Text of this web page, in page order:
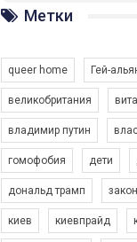
солідарності,
підрозділи ГАУ є в
Емоційний та
Метки
queer home Гей-
великобритания
владимир путин
гомофобия дети
дональд трамп
киев киевпрайд